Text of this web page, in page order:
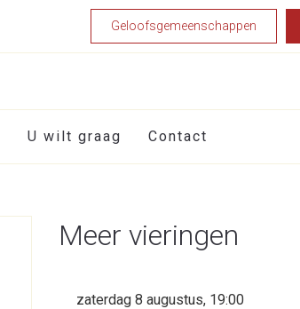
Geloofsgemeenschappen
U wilt graag Contact
Meer vieringen
zaterdag 8 augustus, 19:00